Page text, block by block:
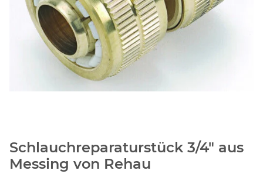
Schlauchreparaturstück 3/4" aus
Messing von Rehau